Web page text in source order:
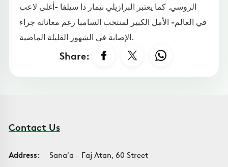
الروسي. كما يعتبر البرازيلي نيمار دا سيلفا -أغلى لاعب
في العالم- الأمل الكبير لمنتخب السامبا رغم معاناته جراء
الإصابة في الشهور القليلة الماضية.
Share:
Contact Us
Address:
Sana'a - Faj Atan, 60 Street